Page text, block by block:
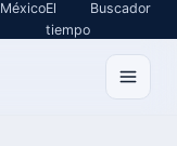
MéxicoEl
tiempo
Buscador